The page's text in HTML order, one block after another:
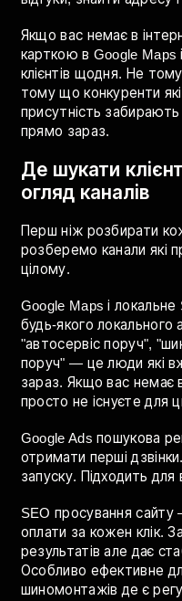
він все одно гуглить
відгуки, знайти
Якщо вас немає в
карткою в Google
клієнтів щодня. Не
тому що конкуренти
прямо зараз.
Де шукати
огляд каналів
Перш ніж розбирати
цілому.
Google Maps і
будь-якого
"автосервіс поруч",
поруч" — це люди які
зараз. Якщо вас
просто не існуєте
отримати перші
запуску. Підходить
SEO просування
оплати за кожен клік.